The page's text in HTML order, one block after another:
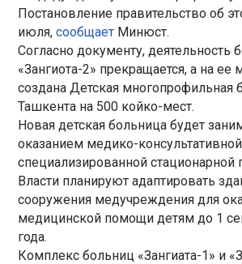
Постановление правительство об
июля,сообщает Минюст.
Согласно документу, деятельность
«Зангиота-2» прекращается, а на ее
создана Детская многопрофильная
Ташкента на 500 койко-мест.
Новая детская больница будет
оказанием медико-
специализированной
Власти планируют адаптировать
сооружения медучреждения для
медицинской помощи детям до 1
года.
Комплекс больниц «Зангиата-1» и